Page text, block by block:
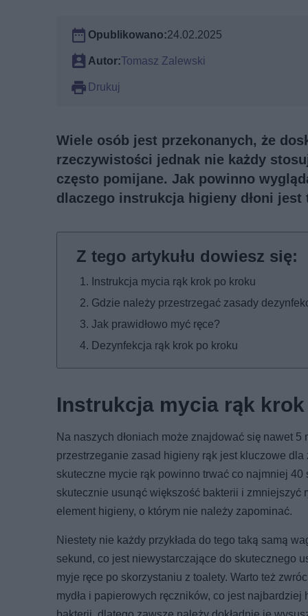
Opublikowano:24.02.2025
Autor:Tomasz Zalewski
Drukuj
Wiele osób jest przekonanych, że
rzeczywistości jednak nie każdy
często pomijane. Jak powinno
dlaczego instrukcja higieny dłoni
Instrukcja mycia rąk krok po kroku
Gdzie należy przestrzegać zasady
Jak prawidłowo myć ręce?
Dezynfekcja rąk krok po kroku
Instrukcja mycia rąk
Na naszych dłoniach może znajdować się nawet
przestrzeganie zasad higieny rąk jest kluczowe
skuteczne mycie rąk powinno trwać co najmniej
skutecznie usunąć większość bakterii i zmniejszyć
element higieny, o którym nie należy zapominać.
Niestety nie każdy przykłada do tego taką samą
sekund, co jest niewystarczające do skutecznego
myje ręce po skorzystaniu z toalety. Warto też
mydła i papierowych ręczników, co jest